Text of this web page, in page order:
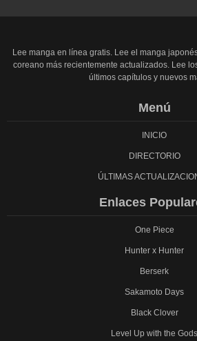
Lee manga en línea gratis. Lee el manga
coreano más recientemente actualizados. Lee
últimos capítulos y nuevos
Menú
INICIO
DIRECTORIO
ÚLTIMAS
Enlaces
One Piece
Hunter x Hunter
Berserk
Sakamoto Days
Black Clover
Level Up with the Gods